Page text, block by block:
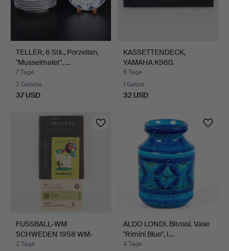
TELLER, 6 Stk., Porzellan,
"Musselmalet", …
7 Tage
2 Gebote
37 USD
KASSETTENDECK,
YAMAHA K960.
6 Tage
1 Gebot
32 USD
FUSSBALL-WM
SCHWEDEN 1958 WM-
TICKET, HALBF…
2 Tage
ALDO LONDI. Bitossi. Vase
"Rimini Blue", I…
4 Tage